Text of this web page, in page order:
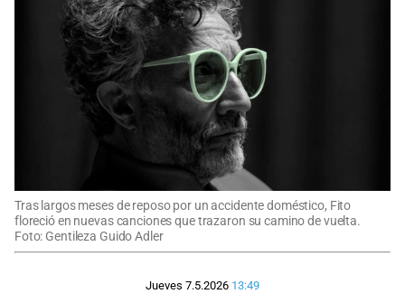
Tras largos meses de reposo por un accidente doméstico, Fito
floreció en nuevas canciones que trazaron su camino de vuelta.
Foto: Gentileza Guido Adler
Jueves 7.5.2026 13:49